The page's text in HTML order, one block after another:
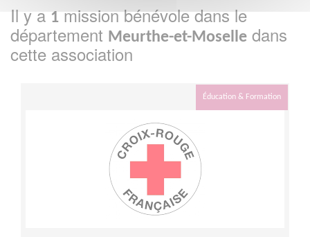
Il y a 1mission bénévole dans le
département Meurthe-et-Moselle dans
cette association
Éducation & Formation